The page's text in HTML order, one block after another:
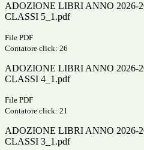
ADOZIONE LIBRI ANNO 2026-
CLASSI 5_1.pdf
File PDF
Contatore click: 26
ADOZIONE LIBRI ANNO 2026-
CLASSI 4_1.pdf
File PDF
Contatore click: 21
ADOZIONE LIBRI ANNO 2026-
CLASSI 3_1.pdf